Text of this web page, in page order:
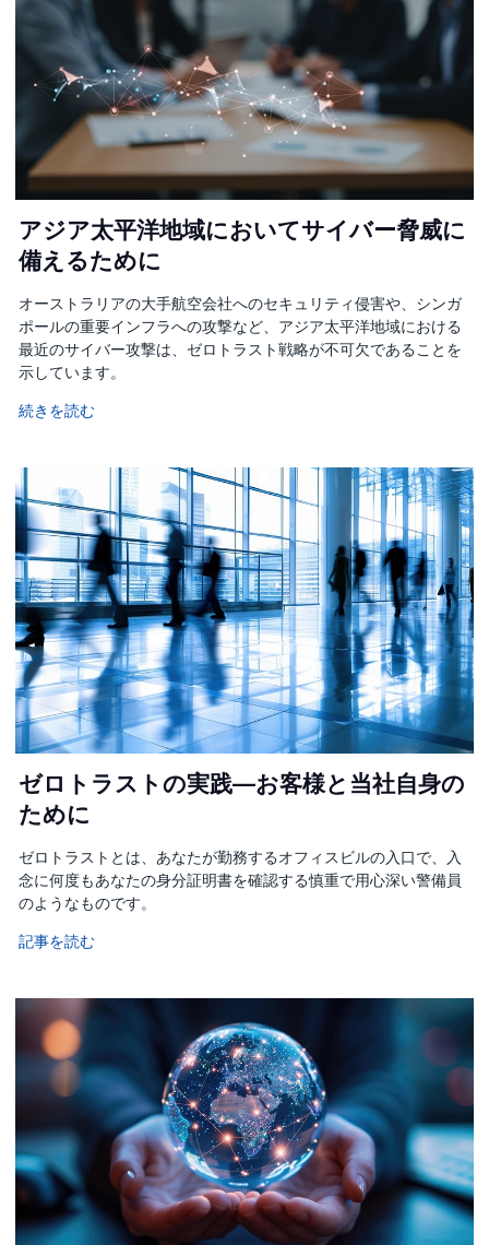
アジア太平洋地域においてサイバー脅威に
備えるために
オーストラリアの大手航空会社へのセキュリティ侵害や、シンガ
ポールの重要インフラへの攻撃など、アジア太平洋地域における
最近のサイバー攻撃は、ゼロトラスト戦略が不可欠であることを
示しています。
続きを読む
ゼロトラストの実践—お客様と当社自身の
ために
ゼロトラストとは、あなたが勤務するオフィスビルの入口で、入
念に何度もあなたの身分証明書を確認する慎重で用心深い警備員
のようなものです。
記事を読む